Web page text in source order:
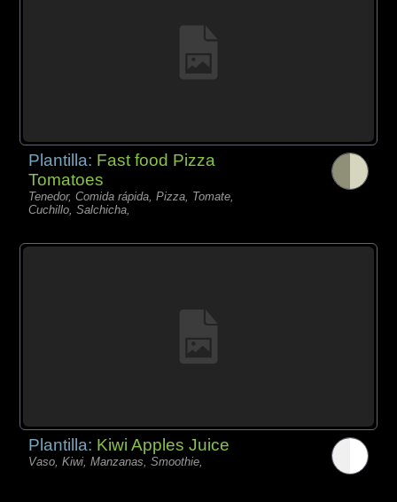
Plantilla: Fast food Pizza
Tomatoes
Tenedor, Comida rápida, Pizza, Tomate,
Cuchillo, Salchicha,
Plantilla: Kiwi Apples Juice
Vaso, Kiwi, Manzanas, Smoothie,